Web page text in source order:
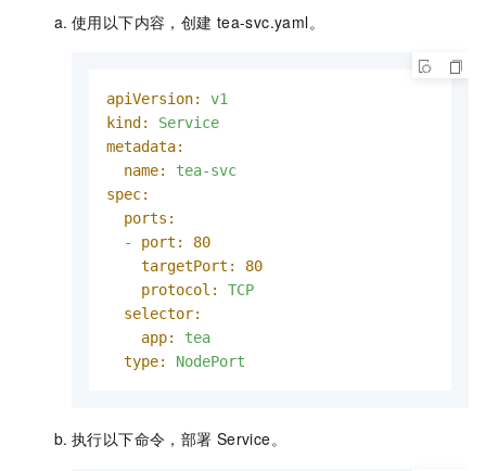
使用以下内容，创建 tea-svc.yaml。
apiVersion:
v1
kind:
Service
metadata:
name:
tea-svc
spec:
ports:
-
port:
80
targetPort:
80
protocol:
TCP
selector:
app:
tea
type:
NodePort
执行以下命令，部署 Service。